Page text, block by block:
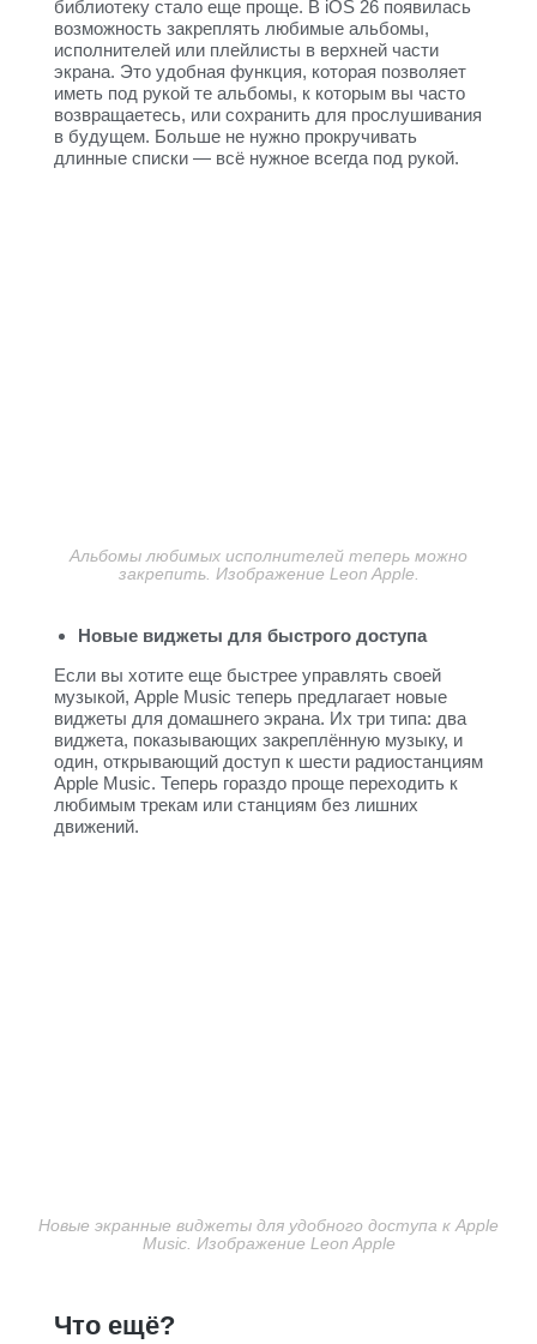
библиотеку стало еще проще. В iOS 26 появилась
возможность закреплять любимые альбомы,
исполнителей или плейлисты в верхней части
экрана. Это удобная функция, которая позволяет
иметь под рукой те альбомы, к которым вы часто
возвращаетесь, или сохранить для прослушивания
в будущем. Больше не нужно прокручивать
длинные списки — всё нужное всегда под рукой.
Альбомы любимых исполнителей теперь можно
закрепить. Изображение Leon Apple.
Новые виджеты для быстрого доступа
Если вы хотите еще быстрее управлять своей
музыкой, Apple Music теперь предлагает новые
виджеты для домашнего экрана. Их три типа: два
виджета, показывающих закреплённую музыку, и
один, открывающий доступ к шести радиостанциям
Apple Music. Теперь гораздо проще переходить к
любимым трекам или станциям без лишних
движений.
Новые экранные виджеты для удобного доступа к Apple
Music. Изображение Leon Apple
Что ещё?